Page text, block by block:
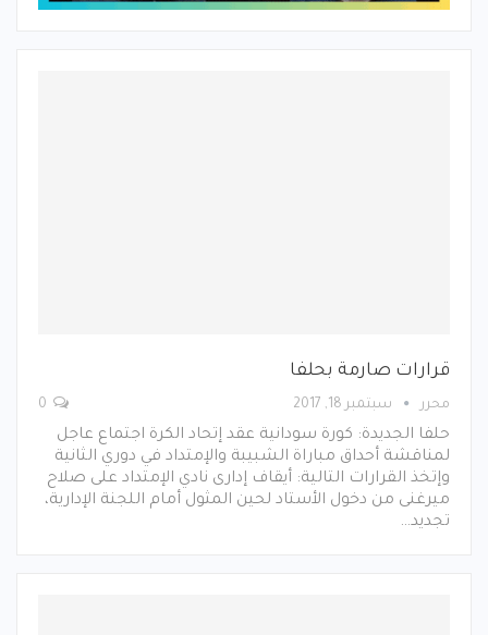
قرارات صارمة بحلفا
محرر سبتمبر 18, 2017
حلفا الجديدة: كورة سودانية عقد إتحاد الكرة اجتماع عاجل
لمناقشة أحداق مباراة الشبيبة والإمتداد في دوري الثانية
وإتخذ القرارات التالية: أيقاف إدارى نادي الإمتداد على صلاح
ميرغنى من دخول الأستاد لحين المثول أمام اللجنة الإدارية،
تجديد…